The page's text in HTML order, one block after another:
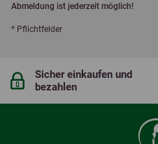
Abmeldung ist jederzeit möglich!
* Pflichtfelder
Sicher einkaufen und
bezahlen